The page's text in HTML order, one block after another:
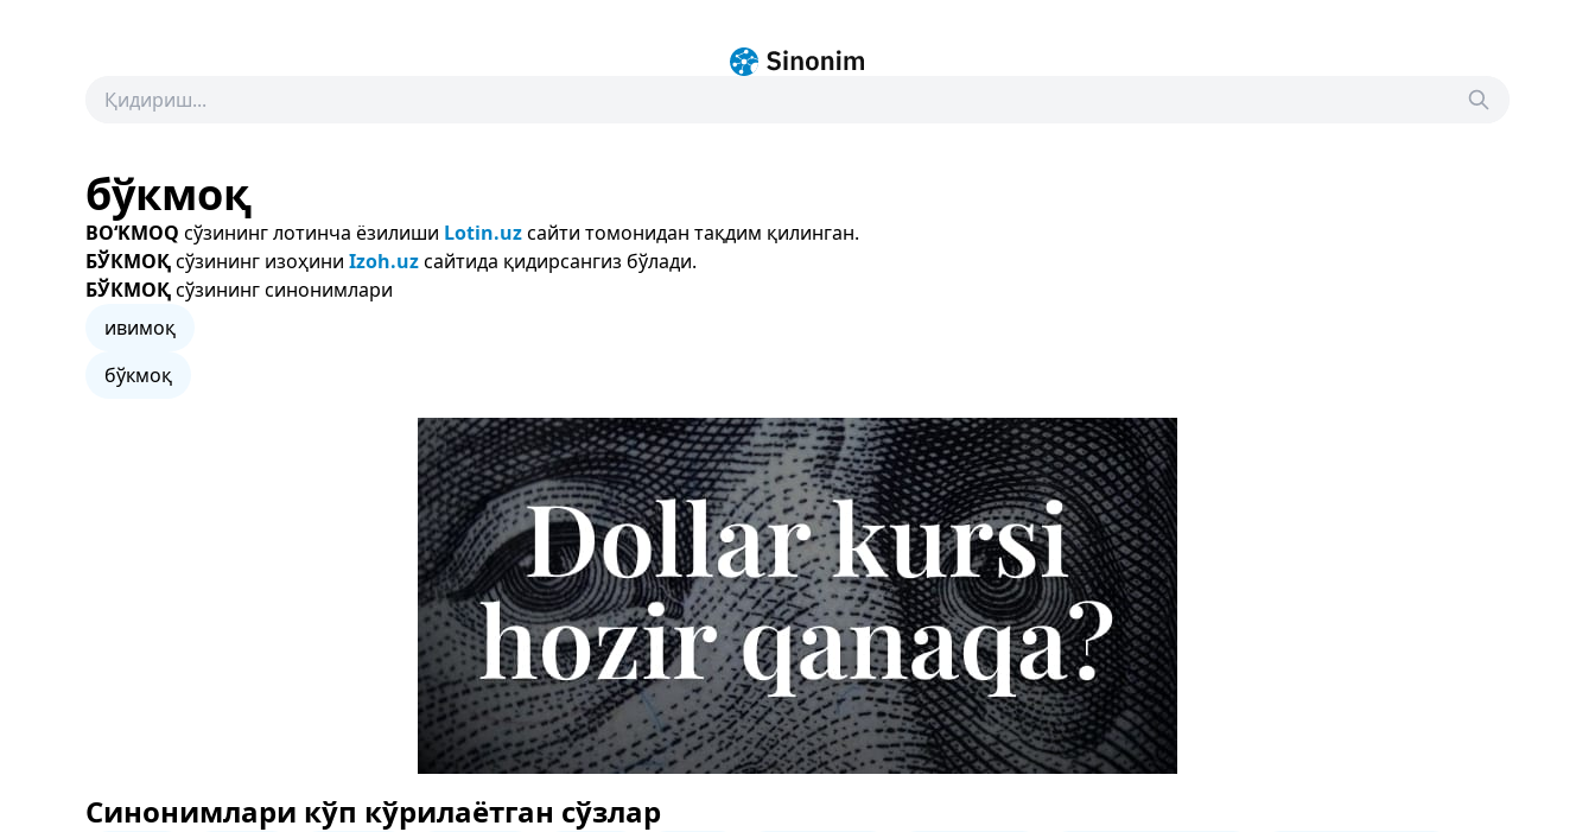
бўкмоқ
BO‘KMOQ сўзининг лотинча ёзилиши Lotin.uzсайти томонидан тақдим қилинган.
БЎКМОҚсўзининг изоҳини Izoh.uzсайтида қидирсангиз бўлади.
БЎКМОҚсўзининг синонимлари
ивимоқ
бўкмоқ
Синонимлари кўп кўрилаётган сўзлар